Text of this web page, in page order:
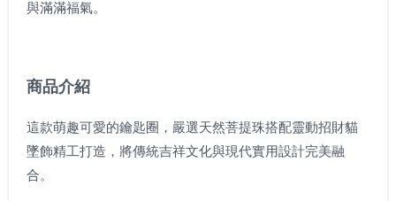
與滿滿福氣。
商品介紹
這款萌趣可愛的鑰匙圈，嚴選天然菩提珠搭配靈動招財貓
墜飾精工打造，將傳統吉祥文化與現代實用設計完美融
合。